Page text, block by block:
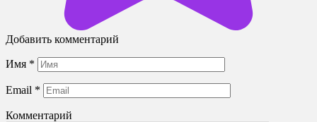
Добавить комментарий
Имя *
Email *
Комментарий